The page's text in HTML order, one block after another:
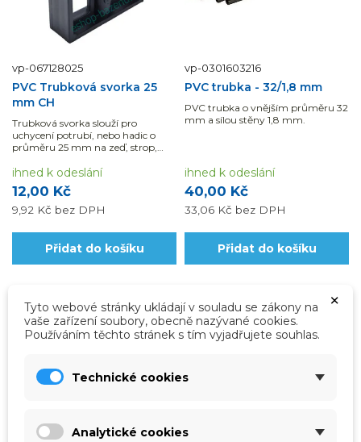
vp-067128025
PVC Trubková svorka 25
mm CH
Trubková svorka slouží pro
uchycení potrubí, nebo hadic o
průměru 25 mm na zeď, strop,
12,00 Kč
9,92 Kč bez DPH
ihned k odeslání
Přidat do košíku
vp-0301603216
PVC trubka - 32/1,8 mm
PVC trubka o vnějším průměru 32
mm a sílou stěny 1,8 mm.
40,00 Kč
33,06 Kč bez DPH
ihned k odeslání
Přidat do košíku
×
Tyto webové stránky ukládají v souladu se zákony na
vaše zařízení soubory, obecně nazývané cookies.
Používáním těchto stránek s tím vyjadřujete souhlas.
Technické cookies
Analytické cookies